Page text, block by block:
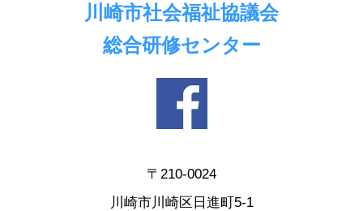
川崎市社会福祉協議会
総合研修センター
〒210-0024
川崎市川崎区日進町5-1